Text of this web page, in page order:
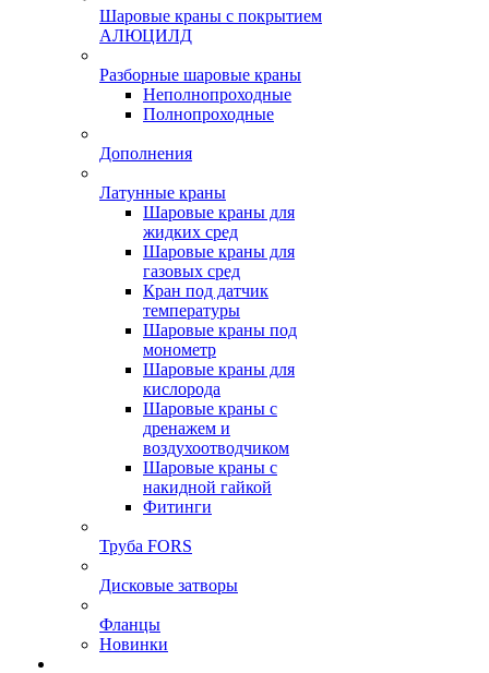
Шаровые краны с покрытием
АЛЮЦИЛД
Разборные шаровые краны
Неполнопроходные
Полнопроходные
Дополнения
Латунные краны
Шаровые краны для
жидких сред
Шаровые краны для
газовых сред
Кран под датчик
температуры
Шаровые краны под
монометр
Шаровые краны для
кислорода
Шаровые краны с
дренажем и
воздухоотводчиком
Шаровые краны с
накидной гайкой
Фитинги
Труба FORS
Дисковые затворы
Фланцы
Новинки